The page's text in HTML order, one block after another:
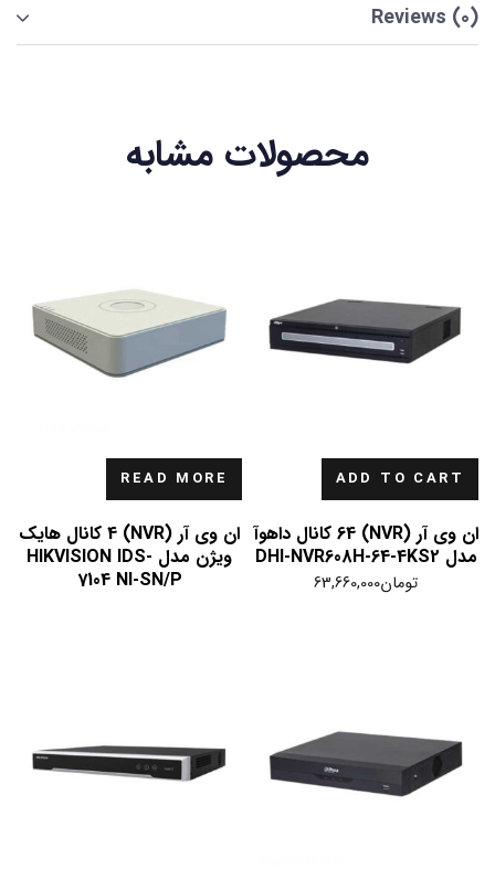
Reviews (0)
محصولات مشابه
ADD TO CART
ان وی آر (NVR) 64 کانال داهوآ
مدل DHI-NVR608H-64-4KS2
تومان63,660,000
READ MORE
ان وی آر (NVR) 4 کانال هایک
ویژن مدل HIKVISION IDS-
7104 NI-SN/P